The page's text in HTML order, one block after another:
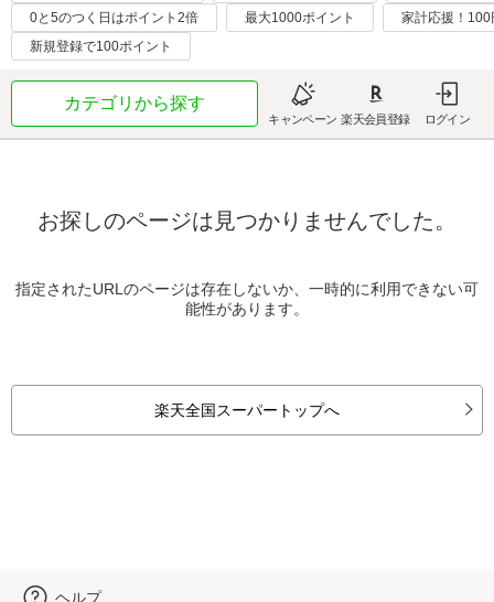
0と5のつく日はポイント2倍
最大1000ポイント
家計応援！
新規登録で100ポイント
カテゴリから探す
キャンペーン 楽天会員登録 ログイン
お探しのページは見つかりませんでした。
指定されたURLのページは存在しないか、一時的に利用できない可
能性があります。
楽天全国スーパートップへ
ヘルプ